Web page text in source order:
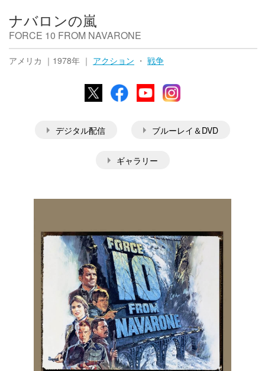
ナバロンの嵐
FORCE 10 FROM NAVARONE
アメリカ ｜1978年 ｜ アクション ・ 戦争
X FacebookYouTubeInstagram
デジタル配信 ブルーレイ＆DVD
ギャラリー